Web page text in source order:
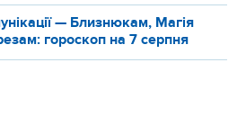
— Близнюкам, Магія
гороскоп на 7 серпня